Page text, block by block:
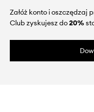
Załóż konto i oszczędzaj
Club zyskujesz do20%